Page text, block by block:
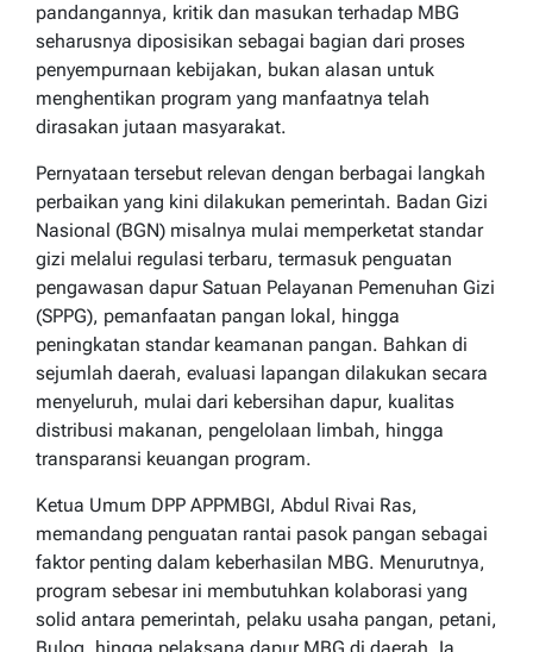
pandangannya, kritik dan masukan terhadap MBG
seharusnya diposisikan sebagai bagian dari proses
penyempurnaan kebijakan, bukan alasan untuk
menghentikan program yang manfaatnya telah
dirasakan jutaan masyarakat.
Pernyataan tersebut relevan dengan berbagai langkah
perbaikan yang kini dilakukan pemerintah. Badan Gizi
Nasional (BGN) misalnya mulai memperketat standar
gizi melalui regulasi terbaru, termasuk penguatan
pengawasan dapur Satuan Pelayanan Pemenuhan Gizi
(SPPG), pemanfaatan pangan lokal, hingga
peningkatan standar keamanan pangan. Bahkan di
sejumlah daerah, evaluasi lapangan dilakukan secara
menyeluruh, mulai dari kebersihan dapur, kualitas
distribusi makanan, pengelolaan limbah, hingga
transparansi keuangan program.
Ketua Umum DPP APPMBGI, Abdul Rivai Ras,
memandang penguatan rantai pasok pangan sebagai
faktor penting dalam keberhasilan MBG. Menurutnya,
program sebesar ini membutuhkan kolaborasi yang
solid antara pemerintah, pelaku usaha pangan, petani,